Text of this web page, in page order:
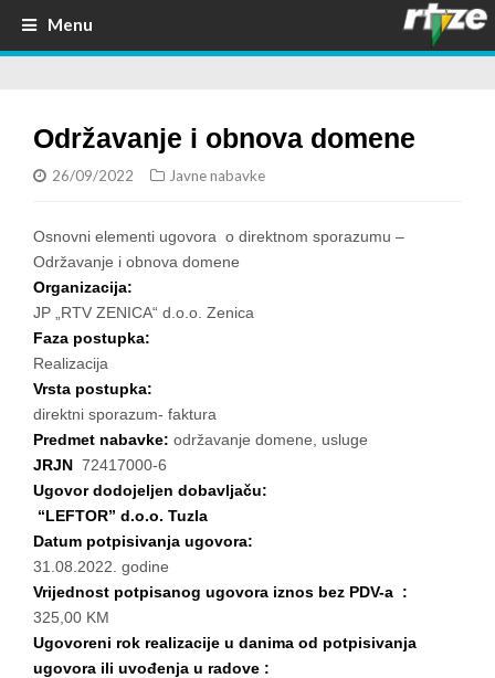
Menu
Održavanje i obnova domene
26/09/2022 Javne nabavke
Osnovni elementi ugovora o direktnom sporazumu –
Održavanje i obnova domene
Organizacija:
JP „RTV ZENICA“ d.o.o. Zenica
Faza postupka:
Realizacija
Vrsta postupka:
direktni sporazum- faktura
Predmet nabavke: održavanje domene, usluge
JRJN 72417000-6
Ugovor dodojeljen dobavljaču:
“LEFTOR” d.o.o. Tuzla
Datum potpisivanja ugovora:
31.08.2022. godine
Vrijednost potpisanog ugovora iznos bez PDV-a :
325,00 KM
Ugovoreni rok realizacije u danima od potpisivanja
ugovora ili uvođenja u radove :